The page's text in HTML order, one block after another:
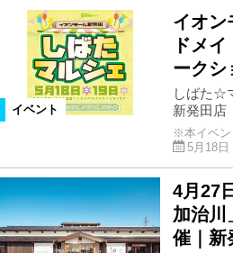
イベント
イオン
ドメ
ークシ
しばた☆
新発田店
※本イベン
5月18日
4月27
加治川
催｜新